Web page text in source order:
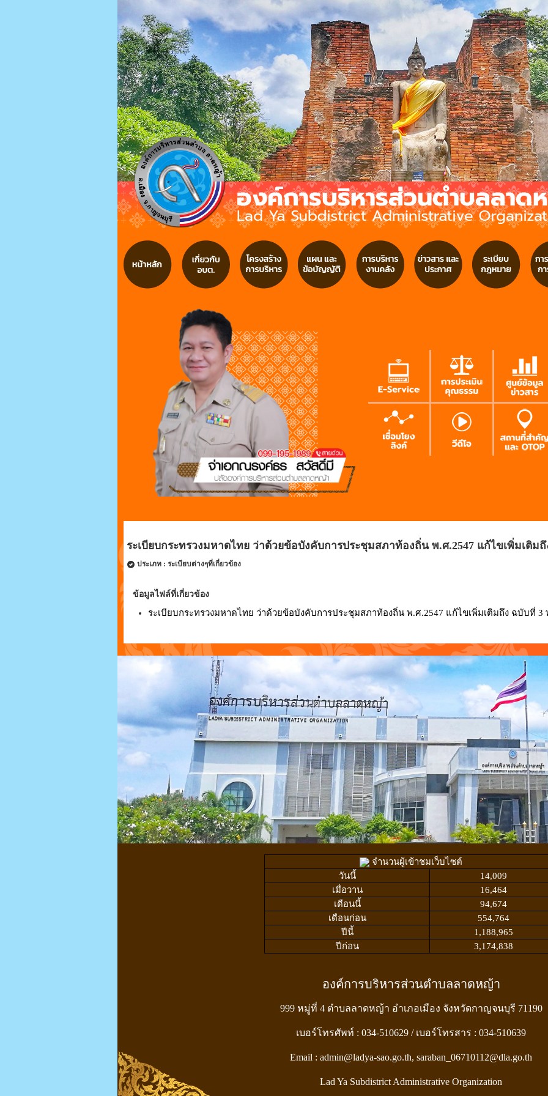
ระเบียบกระทรวงมหาดไทย ว่าด้วยข้อบังคับการประชุมสภาท้องถิ่น พ.ศ.2547 แก้ไขเพิ่มเติม
ประเภท : ระเบียบต่างๆที่เกี่ยวข้อง
ข้อมูลไฟล์ที่เกี่ยวข้อง
ระเบียบกระทรวงมหาดไทย ว่าด้วยข้อบังคับการประชุมสภาท้องถิ่น พ.ศ.2547 แก้ไขเพิ่มเติมถึง ฉบับที่ 3
จำนวนผู้เข้าชมเว็บไซต์
วันนี้
14,009
เมื่อวาน
16,464
เดือนนี้
94,674
เดือนก่อน
554,764
ปีนี้
1,188,965
ปีก่อน
3,174,838
องค์การบริหารส่วนตำบลลาดหญ้า
999 หมู่ที่ 4 ตำบลลาดหญ้า อำเภอเมือง จังหวัดกาญจนบุรี 71190
เบอร์โทรศัพท์ : 034-510629 / เบอร์โทรสาร : 034-510639
Email : admin@ladya-sao.go.th, saraban_06710112@dla.go.th
Lad Ya Subdistrict Administrative Organization